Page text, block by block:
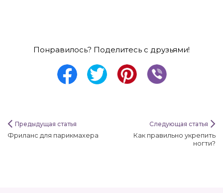
Понравилось? Поделитесь с друзьями!
Предыдущая статья
Фриланс для парикмахера
Следующая статья
Как правильно укрепить
ногти?